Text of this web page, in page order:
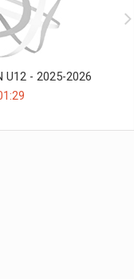
U12 - 2025-2026